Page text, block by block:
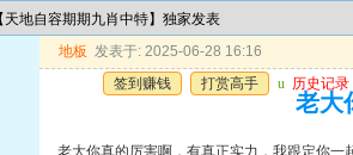
地自容期期九肖中特】独家发表
地板 发表于: 2025-06-28 16:16
签到赚钱
打赏高手 u 历史记录
老大
老大你真的厉害啊，有真正实力，我跟定你一